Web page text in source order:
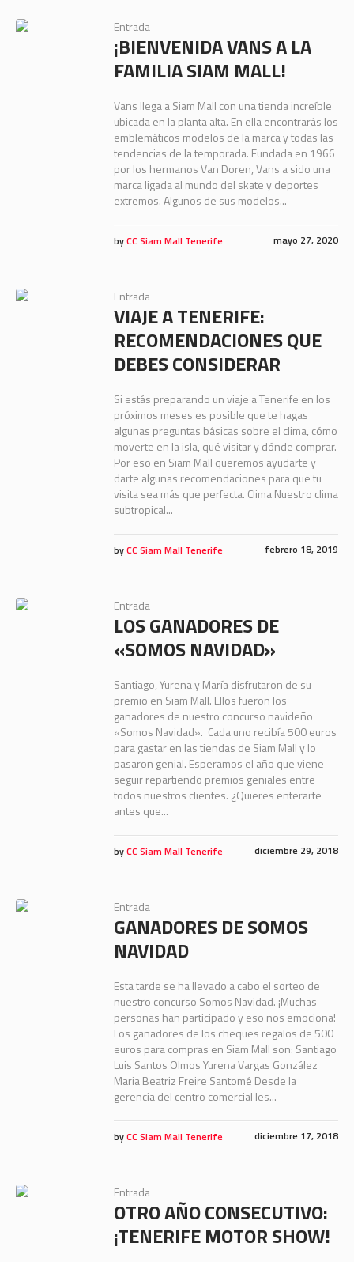
Entrada
¡BIENVENIDA VANS A LA
FAMILIA SIAM MALL!
Vans llega a Siam Mall con una tienda increíble
ubicada en la planta alta. En ella encontrarás los
emblemáticos modelos de la marca y todas las
tendencias de la temporada. Fundada en 1966
por los hermanos Van Doren, Vans a sido una
marca ligada al mundo del skate y deportes
extremos. Algunos de sus modelos...
mayo 27, 2020
byCC Siam Mall Tenerife
Entrada
VIAJE A TENERIFE:
RECOMENDACIONES QUE
DEBES CONSIDERAR
Si estás preparando un viaje a Tenerife en los
próximos meses es posible que te hagas
algunas preguntas básicas sobre el clima, cómo
moverte en la isla, qué visitar y dónde comprar.
Por eso en Siam Mall queremos ayudarte y
darte algunas recomendaciones para que tu
visita sea más que perfecta. Clima Nuestro clima
subtropical...
febrero 18, 2019
byCC Siam Mall Tenerife
Entrada
LOS GANADORES DE
«SOMOS NAVIDAD»
Santiago, Yurena y María disfrutaron de su
premio en Siam Mall. Ellos fueron los
ganadores de nuestro concurso navideño
«Somos Navidad». Cada uno recibía 500 euros
para gastar en las tiendas de Siam Mall y lo
pasaron genial. Esperamos el año que viene
seguir repartiendo premios geniales entre
todos nuestros clientes. ¿Quieres enterarte
antes que...
diciembre 29, 2018
byCC Siam Mall Tenerife
Entrada
GANADORES DE SOMOS
NAVIDAD
Esta tarde se ha llevado a cabo el sorteo de
nuestro concurso Somos Navidad. ¡Muchas
personas han participado y eso nos emociona!
Los ganadores de los cheques regalos de 500
euros para compras en Siam Mall son: Santiago
Luis Santos Olmos Yurena Vargas González
Maria Beatriz Freire Santomé Desde la
gerencia del centro comercial les...
diciembre 17, 2018
byCC Siam Mall Tenerife
Entrada
OTRO AÑO CONSECUTIVO:
¡TENERIFE MOTOR SHOW!